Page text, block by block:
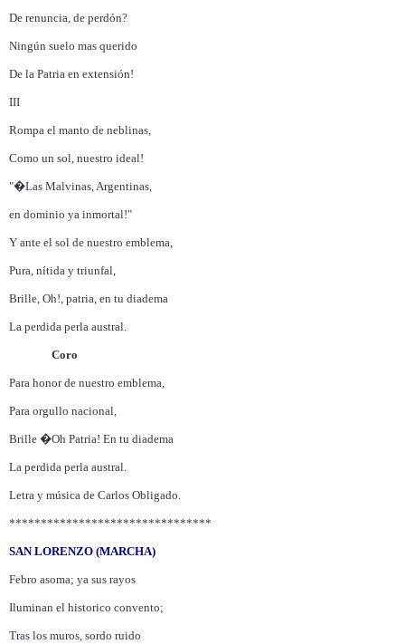
De renuncia, de perdón?
Ningún suelo mas querido
De la Patria en extensión!
III
Rompa el manto de neblinas,
Como un sol, nuestro ideal!
"�Las Malvinas, Argentinas,
en dominio ya inmortal!"
Y ante el sol de nuestro emblema,
Pura, nítida y triunfal,
Brille, Oh!, patria, en tu diadema
La perdida perla austral.
Coro
Para honor de nuestro emblema,
Para orgullo nacional,
Brille �Oh Patria! En tu diadema
La perdida perla austral.
Letra y música de Carlos Obligado.
********************************
SAN LORENZO (MARCHA)
Febro asoma; ya sus rayos
Iluminan el historico convento;
Tras los muros, sordo ruido